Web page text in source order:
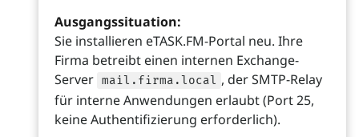
Ausgangssituation:
Sie installieren eTASK.FM-Portal neu. Ihre
Firma betreibt einen internen Exchange-
Server mail.firma.local , der SMTP-Relay
für interne Anwendungen erlaubt (Port 25,
keine Authentifizierung erforderlich).